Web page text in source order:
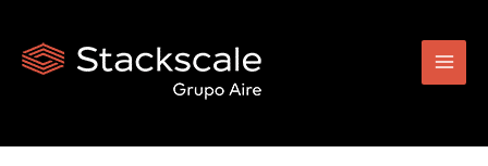
contenido